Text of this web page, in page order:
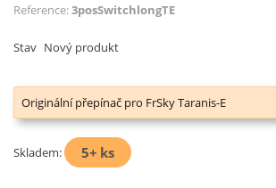
Reference:3posSwitchlongTE
Stav Nový produkt
Originální přepínač pro FrSky Taranis-E
Skladem: 5+ ks